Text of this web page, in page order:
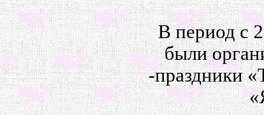
В период с
были
-праздники